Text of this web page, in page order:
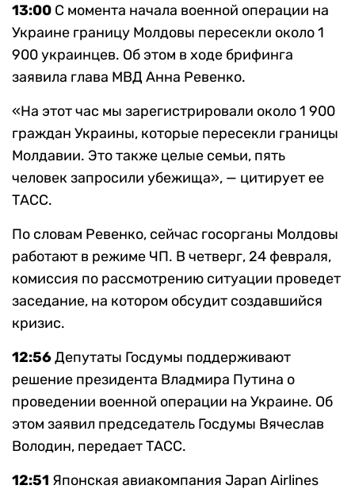
13:00 С момента начала военной операции на
Украине границу Молдовы пересекли около 1
900 украинцев. Об этом в ходе брифинга
заявила глава МВД Анна Ревенко.
«На этот час мы зарегистрировали около 1 900
граждан Украины, которые пересекли границы
Молдавии. Это также целые семьи, пять
человек запросили убежища», — цитирует ее
ТАСС.
По словам Ревенко, сейчас госорганы Молдовы
работают в режиме ЧП. В четверг, 24 февраля,
комиссия по рассмотрению ситуации проведет
заседание, на котором обсудит создавшийся
кризис.
12:56Депутаты Госдумы поддерживают
решение президента Владмира Путина о
проведении военной операции на Украине. Об
этом заявил председатель Госдумы Вячеслав
Володин, передает ТАСС.
12:51 Японская авиакомпания Japan Airlines